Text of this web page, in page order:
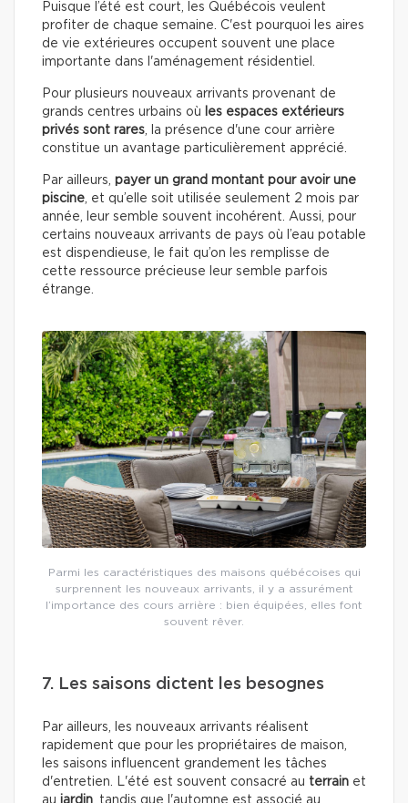
Puisque l’été est court, les Québécois veulent
profiter de chaque semaine. C'est pourquoi les aires
de vie extérieures occupent souvent une place
importante dans l'aménagement résidentiel.
Pour plusieurs nouveaux arrivants provenant de
grands centres urbains où
les espaces extérieurs
privés sont rares, la présence d'une cour arrière
constitue un avantage particulièrement apprécié.
Par ailleurs, payer un grand montant pour avoir une
piscine, et qu’elle soit utilisée seulement 2 mois par
année, leur semble souvent incohérent. Aussi, pour
certains nouveaux arrivants de pays où l’eau potable
est dispendieuse, le fait qu’on les remplisse de
cette ressource précieuse leur semble parfois
étrange.
Parmi les caractéristiques des maisons québécoises qui
surprennent les nouveaux arrivants, il y a assurément
l’importance des cours arrière : bien équipées, elles font
souvent rêver.
7. Les saisons dictent les besognes
Par ailleurs, les nouveaux arrivants réalisent
rapidement que pour les propriétaires de maison,
les saisons influencent grandement les tâches
d'entretien. L'été est souvent consacré au terrain et
au jardin, tandis que l'automne est associé au